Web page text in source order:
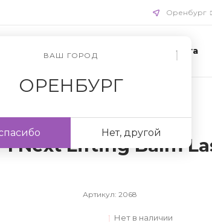
Оренбург
ВАШ ГОРОД
ОРЕНБУРГ
Нет, другой
Схемы ухода Доставка и оплата
Next Lifting Balm
Артикул: 2068
Нет в наличии